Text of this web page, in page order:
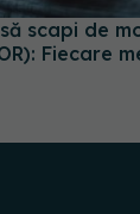
Fiecare